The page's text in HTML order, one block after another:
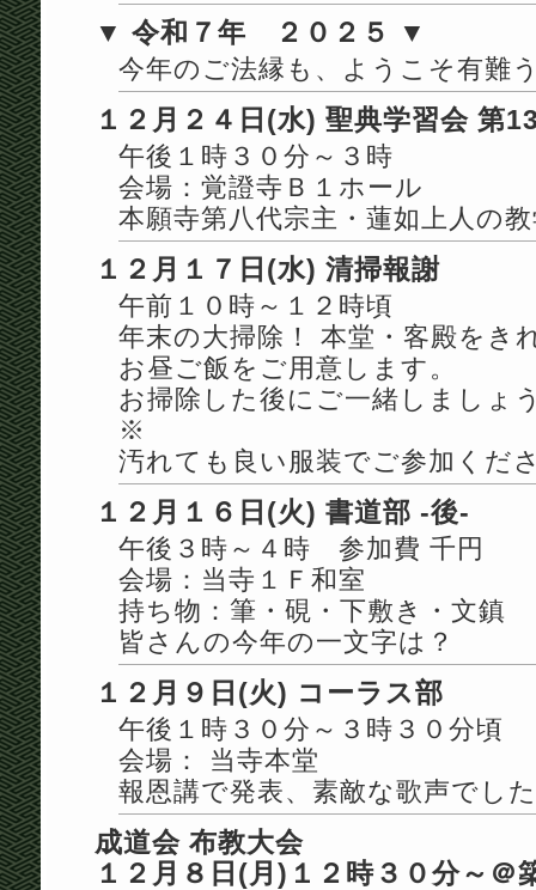
▼ 令和７年 ２０２５ ▼
今年のご法縁も、ようこそ有難
１２月２４日(水) 聖典学習会 第
午後１時３０分～３時
会場：覚證寺Ｂ１ホール
本願寺第八代宗主・蓮如上人の
１２月１７日(水) 清掃報謝
午前１０時～１２時頃
年末の大掃除！ 本堂・客殿をき
お昼ご飯をご用意します。
お掃除した後にご一緒しましょ
※
汚れても良い服装でご参加くだ
１２月１６日(火) 書道部 -後-
午後３時～４時 参加費 千円
会場：当寺１Ｆ和室
持ち物：筆・硯・下敷き・文鎮
皆さんの今年の一文字は？
１２月９日(火) コーラス部
午後１時３０分～３時３０分頃
会場： 当寺本堂
報恩講で発表、素敵な歌声でし
成道会 布教大会
１２月８日(月)１２時３０分～＠